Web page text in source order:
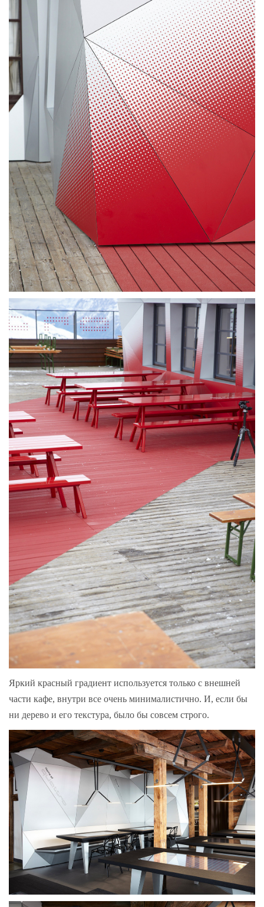
Яркий красный градиент используется только с внешней
части кафе, внутри все очень минималистично. И, если бы
ни дерево и его текстура, было бы совсем строго.